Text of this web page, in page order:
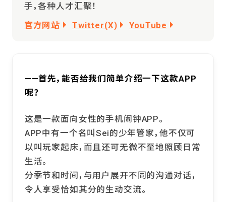
手，各种人才汇聚！
官方网站
Twitter(X) YouTube
——首先，能否给我们简单介绍一下这款APP
呢？
这是一款面向女性的手机闹钟APP。
APP中有一个名叫Sei的少年管家，他不仅可
以叫玩家起床，而且还可无微不至地照顾日常
生活。
分季节和时间，与用户展开不同的沟通对话，
令人享受恰如其分的生动交流。